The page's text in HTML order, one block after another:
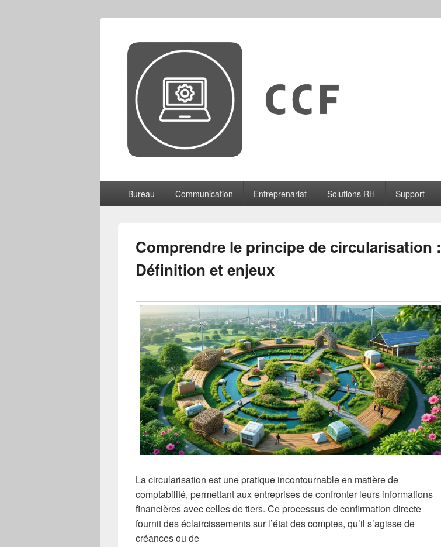
CCF
principalBureau Communication Entreprenariat Solutions RH Support
Comprendre le principe de circularisation :
Définition et enjeux
La circularisation est une pratique incontournable en matière de
comptabilité, permettant aux entreprises de confronter leurs informations
financières avec celles de tiers. Ce processus de confirmation directe
fournit des éclaircissements sur l’état des comptes, qu’il s’agisse de
créances ou de